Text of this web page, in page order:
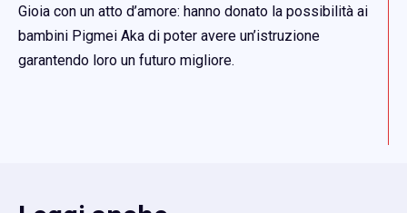
Gioia con un atto d’amore: hanno donato la possibilità ai
bambini Pigmei Aka di poter avere un’istruzione
garantendo loro un futuro migliore.